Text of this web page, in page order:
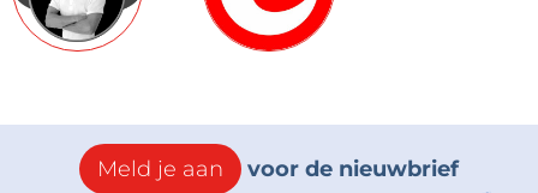
Meld je aan voor de nieuwbrief